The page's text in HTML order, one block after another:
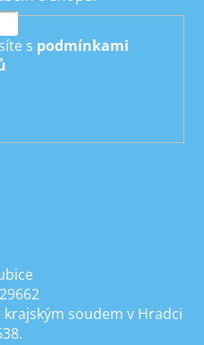
s podmínkami
soudem v Hradci